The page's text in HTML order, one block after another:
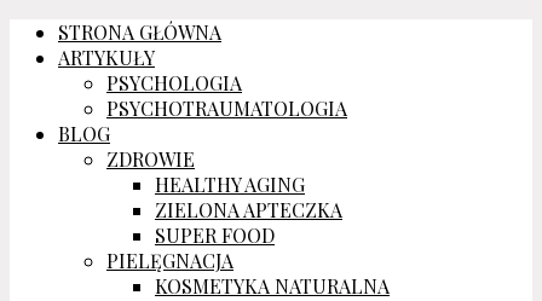
STRONA GŁÓWNA
ARTYKUŁY
PSYCHOLOGIA
PSYCHOTRAUMATOLOGIA
BLOG
ZDROWIE
HEALTHY AGING
ZIELONA APTECZKA
SUPER FOOD
PIELĘGNACJA
KOSMETYKA NATURALNA